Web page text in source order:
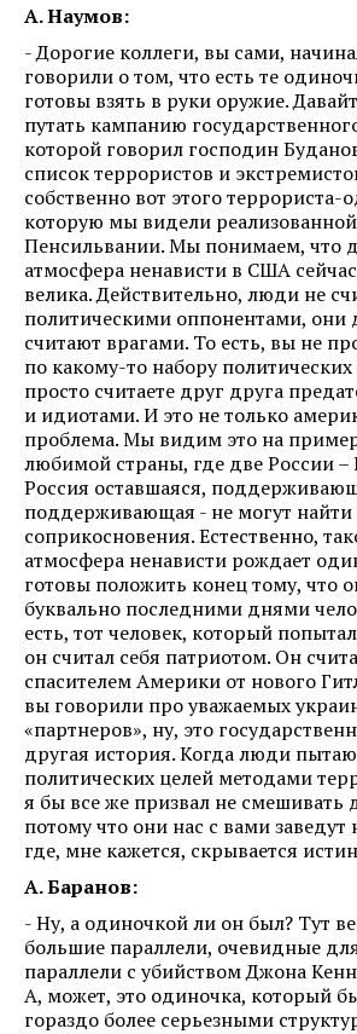
А. Наумов:
- Дорогие коллеги, вы сами,
говорили о том, что есть те
готовы взять в руки оружие.
путать кампанию
которой говорил господин
список террористов и
собственно вот этого террориста-
которую мы видели
Пенсильвании. Мы понимаем, что
атмосфера ненависти в США
велика. Действительно, люди не
политическими оппонентами, они
считают врагами. То есть, вы не
по какому-то набору
просто считаете друг друга
и идиотами. И это не только
проблема. Мы видим это на
любимой страны, где две России –
Россия оставшаяся,
поддерживающая - не могут найти
соприкосновения. Естественно,
атмосфера ненависти рождает
готовы положить конец тому, что
буквально последними днями
есть, тот человек, который
он считал себя патриотом. Он
спасителем Америки от нового
вы говорили про уважаемых
«партнеров», ну, это
другая история. Когда люди
политических целей методами
я бы все же призвал не смешивать
потому что они нас с вами заведут
где, мне кажется, скрывается
А. Баранов:
- Ну, а одиночкой ли он был? Тут
большие параллели, очевидные
параллели с убийством Джона
А, может, это одиночка, который
гораздо более серьезными